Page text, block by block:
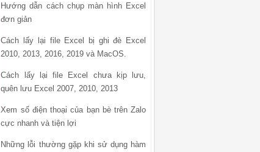
Hướng dẫn cách chụp màn hình Excel
đơn giản
Cách lấy lại file Excel bị ghi đè Excel
2010, 2013, 2016, 2019 và MacOS.
Cách lấy lại file Excel chưa kịp lưu,
quên lưu Excel 2007, 2010, 2013
Xem số điện thoại của bạn bè trên Zalo
cực nhanh và tiện lợi
Những lỗi thường gặp khi sử dụng hàm